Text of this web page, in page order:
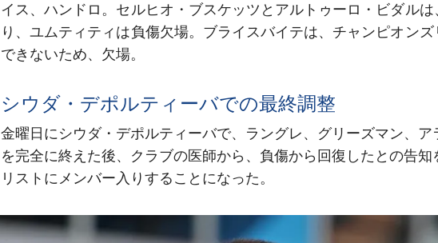
イス、ハンドロ。セルヒオ・ブスケッツとアルトゥーロ・ビダル
り、ユムティティは負傷欠場。ブライスバイテは、チャンピオン
できないため、欠場。
シウダ・デポルティーバでの最終調整
金曜日にシウダ・デポルティーバで、ラングレ、グリーズマン、ア
を完全に終えた後、クラブの医師から、負傷から回復したとの告知
リストにメンバー入りすることになった。